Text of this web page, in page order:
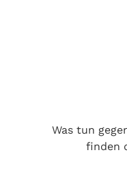
Was tun
finden